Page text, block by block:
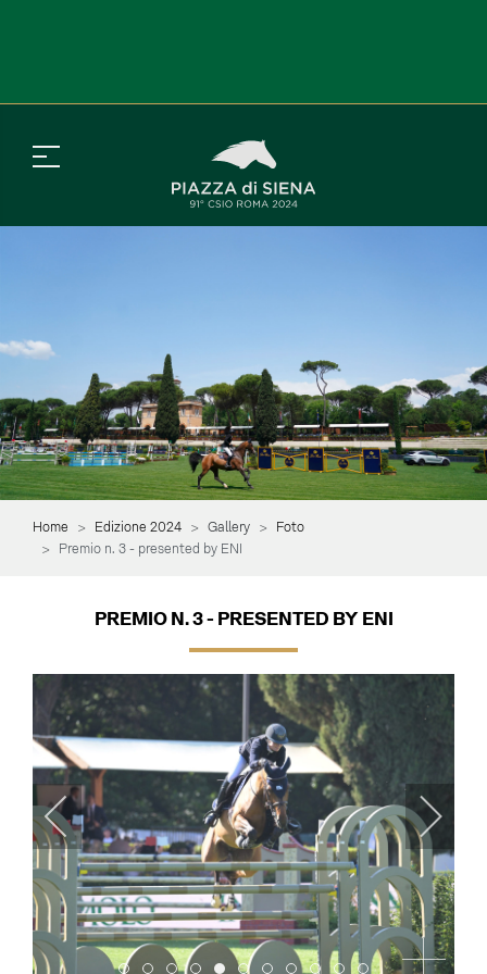
Home Edizione 2024 Gallery
Foto
Premio n. 3 - presented by ENI
PREMIO N. 3 - PRESENTED BY ENI